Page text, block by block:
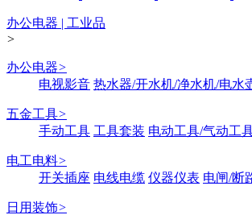
办公电器 | 工业品
>
办公电器>
电视影音 热水器/开水机/净水机/电水
五金工具>
手动工具 工具套装 电动工具/气动工
电工电料>
开关插座 电线电缆 仪器仪表 电闸/断
日用装饰>